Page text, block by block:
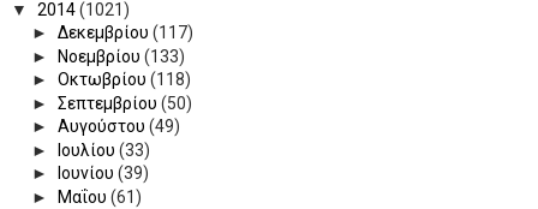
▼ 2014(1021)
► Δεκεμβρίου (117)
► Νοεμβρίου (133)
► Οκτωβρίου (118)
► Σεπτεμβρίου (50)
► Αυγούστου (49)
► Ιουλίου (33)
►
Ιουνίου (39)
► Μαΐου (61)